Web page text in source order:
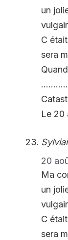
un
C
sera
Le 20
20
Ma
un
C
sera